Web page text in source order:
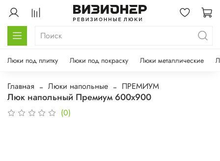
Люки под плитку Люки под покраску Люки металлические
Главная Люки напольные ПРЕМИУМ
Люк напольный Премиум 600х900
(0)